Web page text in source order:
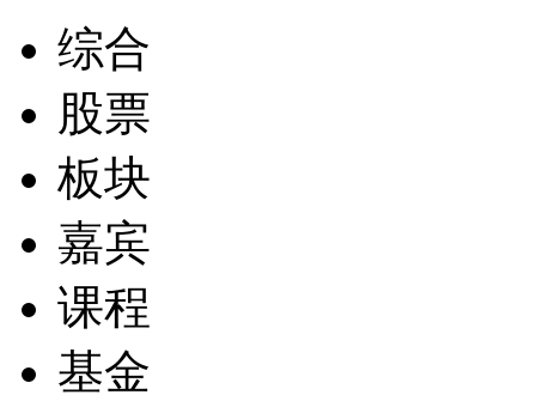
综合
股票
板块
嘉宾
课程
基金